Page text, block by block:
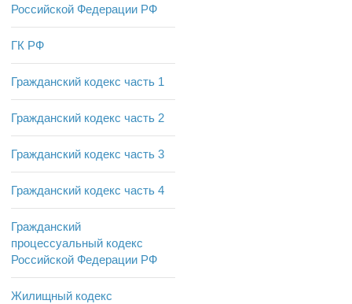
Российской Федерации РФ
ГК РФ
Гражданский кодекс часть 1
Гражданский кодекс часть 2
Гражданский кодекс часть 3
Гражданский кодекс часть 4
Гражданский
процессуальный кодекс
Российской Федерации РФ
Жилищный кодекс